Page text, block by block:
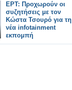
ΕΡΤ: Προχωρούν οι
συζητήσεις με τον
Κώστα Τσουρό για τη
νέα infotainment
εκπομπή